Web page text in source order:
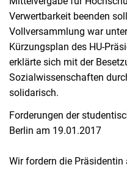
Verwertbarkeit beenden
Vollversammlung war
Kürzungsplan des HU-
erklärte sich mit der
Sozialwissenschaften
solidarisch.
Forderungen der
Berlin am 19.01.2017
Wir fordern die Präsidentin